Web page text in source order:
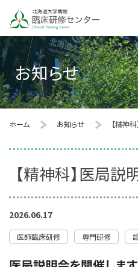
お知らせ
ホーム お知らせ 【精神
【精神科】医局説
2026.06.17
医師臨床研修 専門研修